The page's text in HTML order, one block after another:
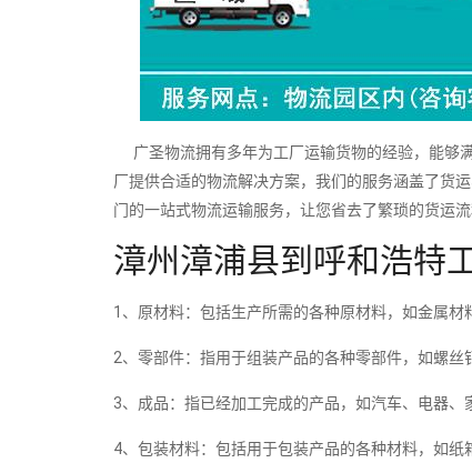
广圣物流拥有多年为工厂运输货物的经验，能够
厂提供合适的物流解决方案，我们的服务涵盖了货
门的一站式物流运输服务，让您省去了繁琐的货运流
漳州漳浦县到呼和浩特
1、原材料：包括生产所需的各种原材料，如金属材
2、零部件：指用于组装产品的各种零部件，如螺丝
3、成品：指已经加工完成的产品，如汽车、电器、
4、包装材料：包括用于包装产品的各种材料，如纸